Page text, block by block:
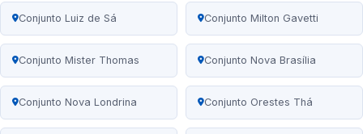
Conjunto Luiz de Sá Conjunto Milton Gavetti
Conjunto Mister Thomas Conjunto Nova Brasília
Conjunto Nova Londrina Conjunto Orestes Thá